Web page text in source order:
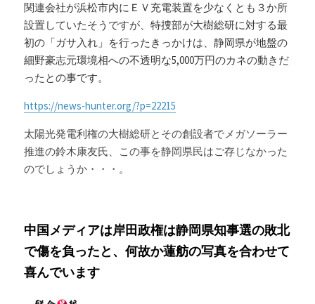
関連会社が浜松市内にＥＶ充電装置を少なくとも３か所
設置していたそうですが、特捜部が大樹総研に対する最
初の「ガサ入れ」を行ったきっかけは、静岡県が地盤の
細野豪志元環境相への不透明な5,000万円のカネの動きだ
ったとの事です。
https://news-hunter.org/?p=22215
太陽光発電利権の大樹総研とその創設者でメガソーラー
推進の鈴木康友氏、この事を静岡県民はご存じなかった
のでしょうか・・・。
中国メディアは岸田政権は静岡県知事選の敗北
で傷を負ったと、何故か蓮舫の写真を合わせて
喜んでいます